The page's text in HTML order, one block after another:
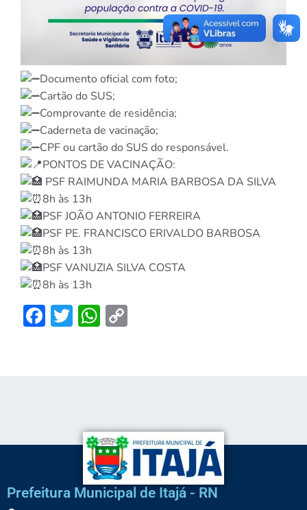
Documento oficial com foto;
Cartão do SUS;
Comprovante de residência;
Caderneta de vacinação;
CPF ou cartão do SUS do responsável.
PONTOS DE VACINAÇÃO:
PSF RAIMUNDA MARIA BARBOSA DA SILVA
8h às 13h
PSF JOÃO ANTONIO FERREIRA
PSF PE. FRANCISCO ERIVALDO BARBOSA
8h às 13h
PSF VANUZIA SILVA COSTA
8h às 13h
Facebook
TwitterWhatsApp
Prefeitura Municipal de Itajá - RN